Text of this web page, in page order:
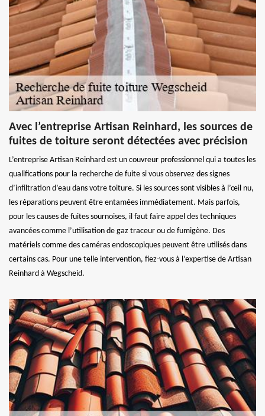
Avec l’entreprise Artisan Reinhard, les sources de
fuites de toiture seront détectées avec précision
L’entreprise Artisan Reinhard est un couvreur professionnel qui a toutes les
qualifications pour la recherche de fuite si vous observez des signes
d’infiltration d’eau dans votre toiture. Si les sources sont visibles à l’œil nu,
les réparations peuvent être entamées immédiatement. Mais parfois,
pour les causes de fuites sournoises, il faut faire appel des techniques
avancées comme l’utilisation de gaz traceur ou de fumigène. Des
matériels comme des caméras endoscopiques peuvent être utilisés dans
certains cas. Pour une telle intervention, fiez-vous à l’expertise de Artisan
Reinhard à Wegscheid.